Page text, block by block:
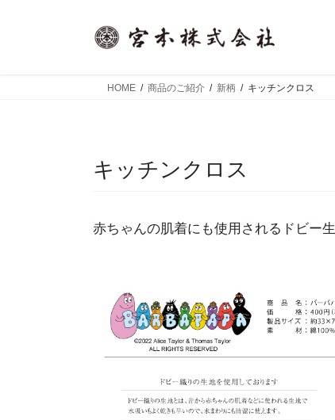
HOME 商品のご紹介 新柄 キッチンクロス
キッチンクロス
赤ちゃんの肌着にも使用されるドビー